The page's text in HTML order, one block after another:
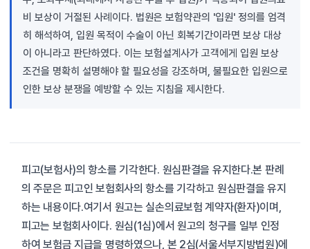
비 보상이 거절된 사례이다. 법원은 보험약관의 '입원' 정의를 엄격
히 해석하여, 입원 목적이 수술이 아닌 회복기간이라면 보상 대상
이 아니라고 판단하였다. 이는 보험설계사가 고객에게 입원 보상
조건을 명확히 설명해야 할 필요성을 강조하며, 불필요한 입원으로
인한 보상 분쟁을 예방할 수 있는 지침을 제시한다.
피고(보험사)의 항소를 기각한다. 원심판결을 유지한다.본 판례
의 주문은 피고인 보험회사의 항소를 기각하고 원심판결을 유지
하는 내용이다.여기서 원고는 실손의료보험 계약자(환자)이며,
피고는 보험회사이다. 원심(1심)에서 원고의 청구를 일부 인정
하여 보험금 지급을 명령하였으나, 본 2심(서울서부지방법원)에